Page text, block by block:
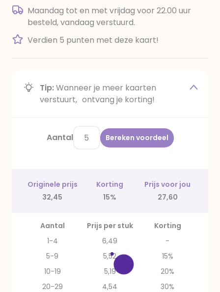
Maandag tot en met vrijdag voor 22.00 uur
besteld, vandaag verstuurd.
Verdien 5 punten met deze kaart!
Tip:Wanneer je meer kaarten
verstuurt, ontvang je korting!
Aantal Bereken voordeel
Originele prijs Korting
Prijs voor jou
32,45
15% 27,60
Aantal Prijs per stuk
Korting
1-4
6,49
-
5-9
5,52
15%
10-19
5,19
20%
20-29
4,54
30%